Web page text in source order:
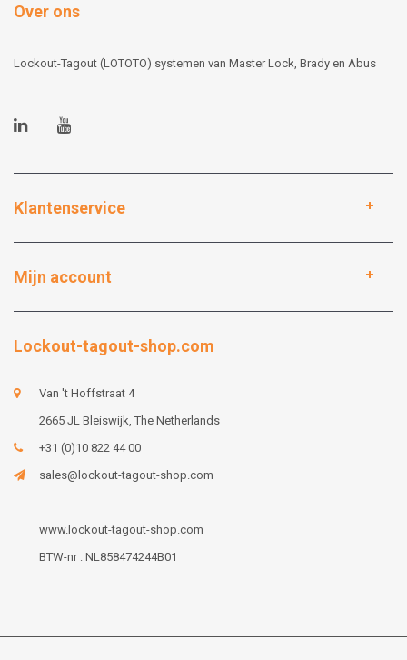
Over ons
Lockout-Tagout (LOTOTO) systemen van Master Lock, Brady en Abus
Klantenservice
Mijn account
Lockout-tagout-shop.com
Van 't Hoffstraat 4
2665 JL Bleiswijk, The Netherlands
+31 (0)10 822 44 00
sales@lockout-tagout-shop.com
www.lockout-tagout-shop.com
BTW-nr : NL858474244B01